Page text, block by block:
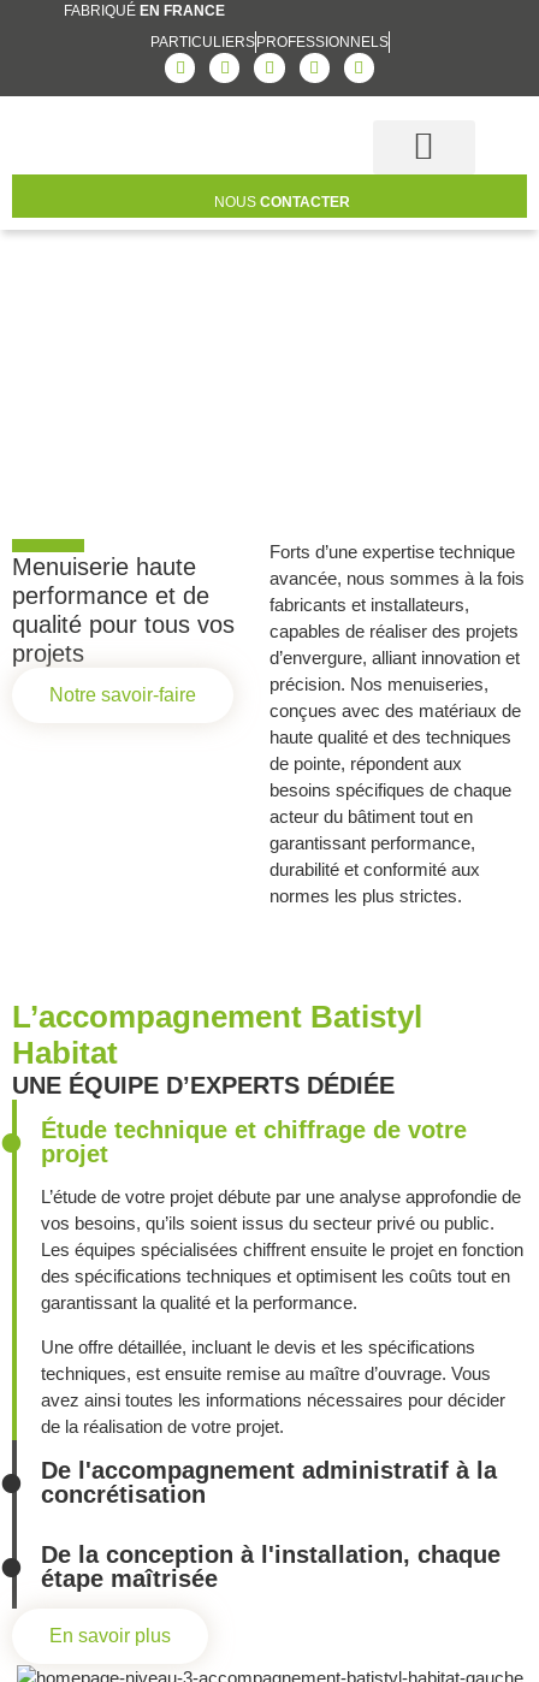
FABRIQUÉ EN FRANCE
PARTICULIERS PROFESSIONNELS
NOUS CONTACTER
Menuiserie haute
performance et de
qualité pour tous vos
projets
Notre savoir-faire
Forts d’une expertise technique
avancée, nous sommes à la fois
fabricants et installateurs,
capables de réaliser des projets
d’envergure, alliant innovation et
précision. Nos menuiseries,
conçues avec des matériaux de
haute qualité et des techniques
de pointe, répondent aux
besoins spécifiques de chaque
acteur du bâtiment tout en
garantissant performance,
durabilité et conformité aux
normes les plus strictes.
L’accompagnement Batistyl
Habitat
UNE ÉQUIPE D’EXPERTS DÉDIÉE
Étude technique et chiffrage de votre
projet
L’étude de votre projet débute par une analyse approfondie de
vos besoins, qu’ils soient issus du secteur privé ou public.
Les équipes spécialisées chiffrent ensuite le projet en fonction
des spécifications techniques et optimisent les coûts tout en
garantissant la qualité et la performance.
Une offre détaillée, incluant le devis et les spécifications
techniques, est ensuite remise au maître d’ouvrage. Vous
avez ainsi toutes les informations nécessaires pour décider
de la réalisation de votre projet.
De l'accompagnement administratif à la
concrétisation
De la conception à l'installation, chaque
étape maîtrisée
En savoir plus